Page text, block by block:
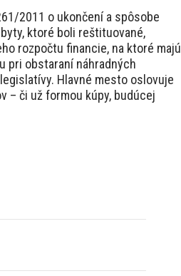
2011 o ukončení a spôsobe
ktoré boli reštituované,
rozpočtu financie, na ktoré majú
pri obstaraní náhradných
Hlavné mesto oslovuje
– či už formou kúpy, budúcej